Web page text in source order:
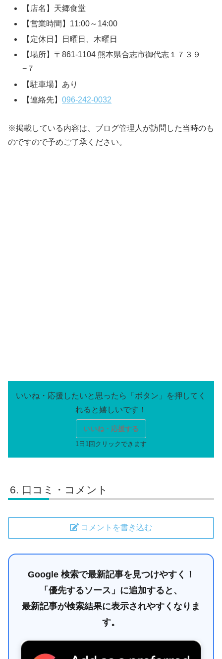
【店名】天郷食堂
【営業時間】11:00～14:00
【定休日】日曜日、木曜日
【場所】〒861-1104 熊本県合志市御代志１７３９
−７
【駐車場】あり
【連絡先】096-242-0032
※掲載している内容は、ブログ管理人が訪問した当時のも
のですので予めご了承ください。
いいね・応援する
口コミ・コメント
コメントを書き込む
Google 検索で最新記事を見つけやすく！
「優先するソース」に追加すると、
最新記事が検索結果に表示されやすくなりま
す。